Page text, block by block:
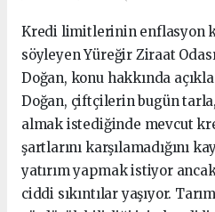
Kredi limitlerinin enflasyon
söyleyen Yüreğir Ziraat
Doğan, konu hakkında
Doğan, çiftçilerin bugün
almak istediğinde mevcut
şartlarını karşılamadığını
yatırım yapmak istiyor
ciddi sıkıntılar yaşıyor.